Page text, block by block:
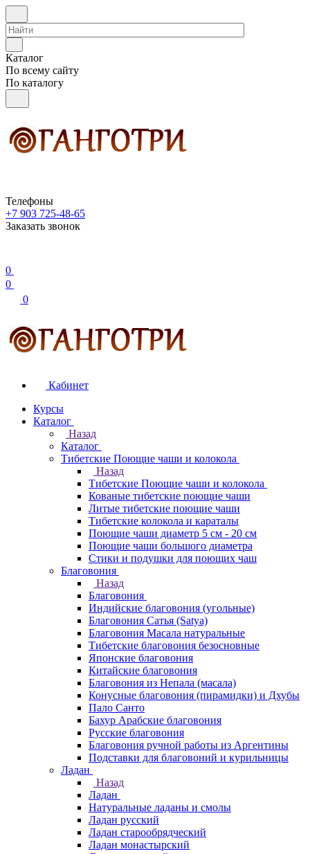
Каталог
По всему сайту
По каталогу
Телефоны
+7 903 725-48-65
Заказать звонок
0
0
0
Кабинет
Курсы
Каталог
Назад
Каталог
Тибетские Поющие чаши и колокола
Назад
Тибетские Поющие чаши и колокола
Кованые тибетские поющие чаши
Литые тибетские поющие чаши
Тибетские колокола и караталы
Поющие чаши диаметр 5 см - 20 см
Поющие чаши большого диаметра
Стики и подушки для поющих чаш
Благовония
Назад
Благовония
Индийские благовония (угольные)
Благовония Сатья (Satya)
Благовония Масала натуральные
Тибетские благовония безосновные
Японские благовония
Китайские благовония
Благовония из Непала (масала)
Конусные благовония (пирамидки) и Дхубы
Пало Санто
Бахур Арабские благовония
Русские благовония
Благовония ручной работы из Аргентины
Подставки для благовоний и курильницы
Ладан
Назад
Ладан
Натуральные ладаны и смолы
Ладан русский
Ладан старообрядческий
Ладан монастырский